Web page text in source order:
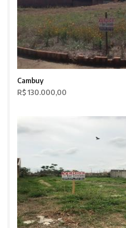
Cambuy
R$ 130.000,00